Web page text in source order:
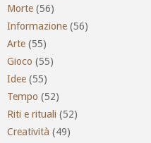
Morte (56)
Informazione (56)
Arte (55)
Gioco (55)
Idee (55)
Tempo (52)
Riti e rituali (52)
Creatività (49)